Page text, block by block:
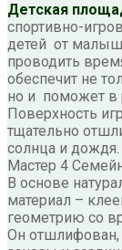
Детская
спортивно-
детей от
проводить
обеспечит не
но и поможет в
Поверхность
тщательно
солнца и
Мастер 4
В основе
материал –
геометрию со
Он отшлифован,